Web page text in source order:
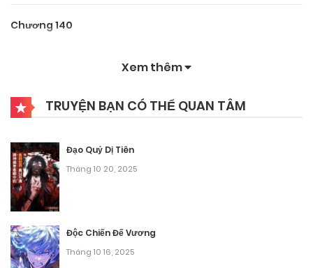
Chương 140
Tháng 9 28, 2025
Chương 138
Tháng 9 28, 2025
Chương 137
Chương 136
Xem thêm
TRUYỆN BẠN CÓ THỂ QUAN TÂM
Đạo Quỷ Dị Tiên
Tháng 10 20, 2025
Độc Chiến Đế Vương
Tháng 10 16, 2025